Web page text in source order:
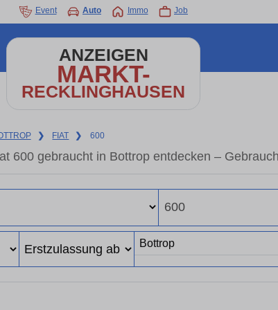
Event Auto Immo Job
ANZEIGEN
MARKT-
RECKLINGHAUSEN
❯ FIAT ❯ 600
600 gebraucht in Bottrop entdecken –